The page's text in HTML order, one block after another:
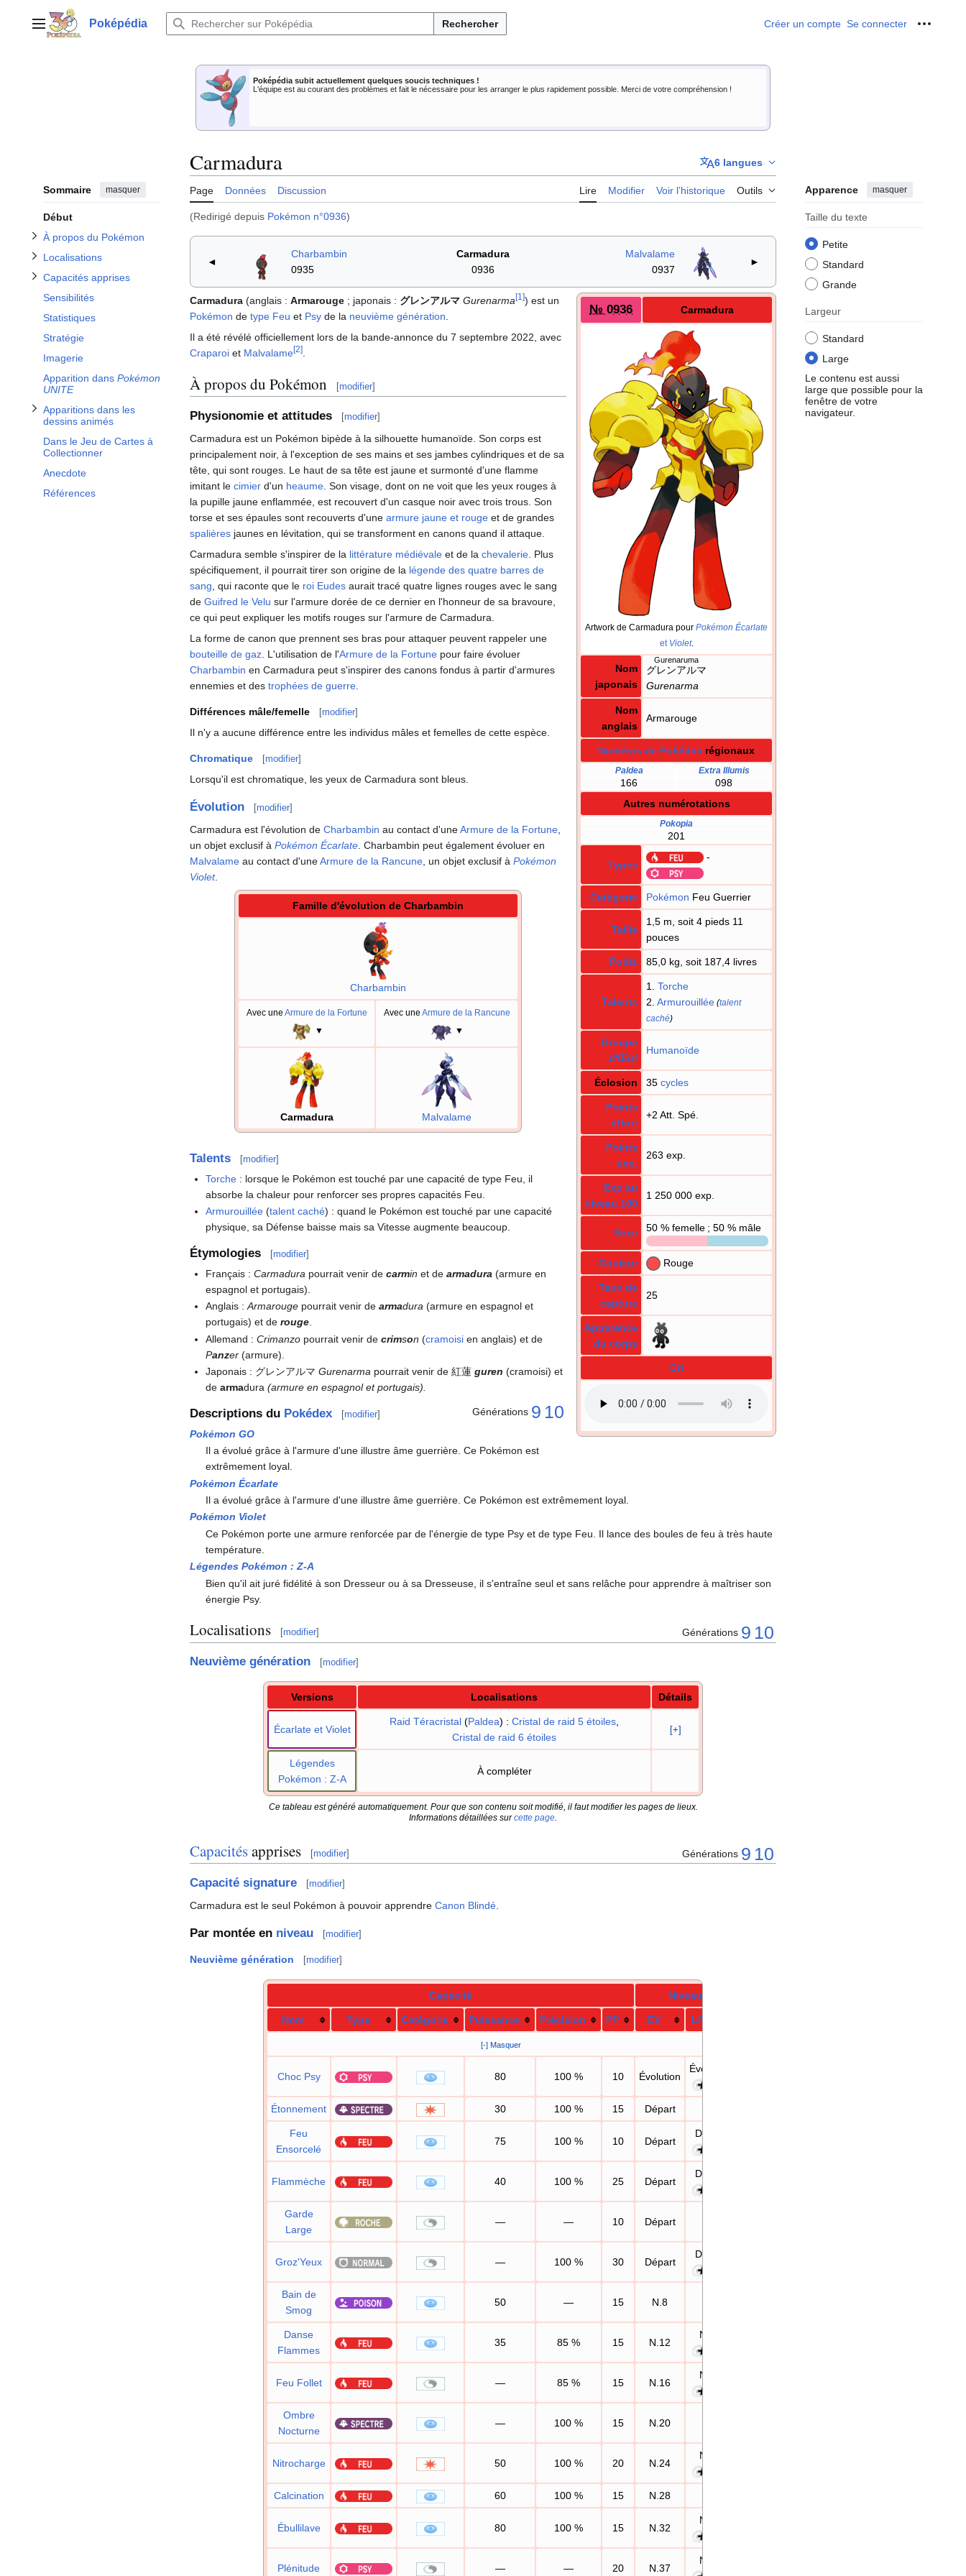
contenuMenu principalPoképédia Rechercher Créer un compte Se connecter Outils
Poképédia subit actuellement quelques soucis techniques !
L'équipe est au courant des problèmes et fait le nécessaire pour les arranger le plus rapidement possible. Merci de votre compréhension !
Sommaire masquer
Début
À propos du Pokémon
Afficher / masquer la sous-section À propos du Pokémon
Localisations
Afficher / masquer la sous-section Localisations
Capacités apprises
Afficher / masquer la sous-section Capacités apprises
Sensibilités
Statistiques
Stratégie
Imagerie
Apparition dans Pokémon
UNITE
Apparitions dans les
dessins animés
Afficher / masquer la sous-section Apparitions dans les dessins animés
Dans le Jeu de Cartes à
Collectionner
Anecdote
Références
Carmadura 6 langues
Page Données Discussion Lire Modifier Voir l’historique Outils Apparence masquer
Taille du texte
Petite
Standard
Grande
Largeur
Standard
Large
Le contenu est aussi
large que possible pour la
fenêtre de votre
navigateur.
(Redirigé depuis Pokémon n°0936)
◄
Charbambin
0935
Carmadura
0936
Malvalame
0937
►
№ 0936 Carmadura
Artwork de Carmadura pour Pokémon Écarlate
et Violet.
Nom
japonais
グレンアルマ
Gurenaruma
Gurenarma
Nom
anglais
Armarouge
Numéros de Pokédex régionaux
Paldea Extra Illumis
166
098
Autres numérotations
Pokopia
201
Types
-
Catégorie Pokémon Feu Guerrier
Taille
1,5 m, soit 4 pieds 11
pouces
Poids 85,0 kg, soit 187,4 livres
Talents
1. Torche
2. Armurouillée (talent
caché)
Groupe
d'Œuf
Humanoïde
Éclosion 35 cycles
Points
effort
+2 Att. Spé.
Points
exp.
263 exp.
Exp au
niveau 100
1 250 000 exp.
Sexe 50 % femelle ; 50 % mâle
Couleur Rouge
Taux de
capture
25
Apparence
du corps
Cri
Carmadura (anglais : Armarouge ; japonais : グレンアルマ Gurenarma [1 ]) est un
Pokémon de type Feu et Psy de la neuvième génération
Il a été révélé officiellement lors de la bande-annonce du 7 septembre 2022, avec
Craparoi et Malvalame[2]
À propos du Pokémon [modifier]
Physionomie et attitudes [modifier]
Carmadura est un Pokémon bipède à la silhouette humanoïde. Son corps est
principalement noir, à l'exception de ses mains et ses jambes cylindriques et de sa
tête, qui sont rouges. Le haut de sa tête est jaune et surmonté d'une flamme
imitant le cimier d'un heaume . Son visage, dont on ne voit que les yeux rouges à
la pupille jaune enflammée, est recouvert d'un casque noir avec trois trous. Son
torse et ses épaules sont recouverts d'une armure jaune et rouge et de grandes
spalières jaunes en lévitation, qui se transforment en canons quand il attaque.
Carmadura semble s'inspirer de la littérature médiévale et de la chevalerie . Plus
spécifiquement, il pourrait tirer son origine de la légende des quatre barres de
sang , qui raconte que le roi Eudes aurait tracé quatre lignes rouges avec le sang
de Guifred le Velu sur l'armure dorée de ce dernier en l'honneur de sa bravoure,
ce qui peut expliquer les motifs rouges sur l'armure de Carmadura.
La forme de canon que prennent ses bras pour attaquer peuvent rappeler une
bouteille de gaz . L'utilisation de l'Armure de la Fortune pour faire évoluer
Charbambin en Carmadura peut s'inspirer des canons fondus à partir d'armures
ennemies et des trophées de guerre
Différences mâle/femelle [modifier]
Il n'y a aucune différence entre les individus mâles et femelles de cette espèce.
Chromatique [modifier]
Lorsqu'il est chromatique, les yeux de Carmadura sont bleus.
Évolution [modifier]
Carmadura est l'évolution de Charbambin au contact d'uneArmure de la Fortune
un objet exclusif à Pokémon Écarlate . Charbambin peut également évoluer en
Malvalame au contact d'uneArmure de la Rancune , un objet exclusif à Pokémon
Violet.
Famille d'évolution de Charbambin
Charbambin
Avec une Armure de la Fortune
▼
Avec une Armure de la Rancune
▼
Carmadura Malvalame
Talents [modifier]
Torche : lorsque le Pokémon est touché par une capacité de type Feu, il
absorbe la chaleur pour renforcer ses propres capacités Feu.
Armurouillée (talent caché) : quand le Pokémon est touché par une capacité
physique, sa Défense baisse mais sa Vitesse augmente beaucoup.
Étymologies [modifier]
Français :Carmadura pourrait venir decarmin et dearmadura (armure en
espagnol et portugais).
Anglais :Armarouge pourrait venir dearmadura (armure en espagnol et
portugais) et derouge.
Allemand :Crimanzo pourrait venir decrimson (cramoisi en anglais) et de
Panzer (armure).
Japonais : グレンアルマGurenarma pourrait venir de 紅蓮guren (cramoisi) et
dearmadura (armure en espagnol et portugais).
Descriptions du Pokédex [modifier] Générations 9 10
Pokémon GO
Il a évolué grâce à l'armure d'une illustre âme guerrière. Ce Pokémon est
extrêmement loyal.
Pokémon Écarlate
Il a évolué grâce à l'armure d'une illustre âme guerrière. Ce Pokémon est extrêmement loyal.
Pokémon Violet
Ce Pokémon porte une armure renforcée par de l'énergie de type Psy et de type Feu. Il lance des boules de feu à très haute
température.
Légendes Pokémon : Z-A
Bien qu'il ait juré fidélité à son Dresseur ou à sa Dresseuse, il s'entraîne seul et sans relâche pour apprendre à maîtriser son
énergie Psy.
Localisations [modifier] Générations 9 10
Neuvième génération [modifier]
Versions Localisations Détails
Écarlate et Violet
Raid Téracristal (Paldea) : Cristal de raid 5 étoiles,
Cristal de raid 6 étoiles
[+]
Légendes
Pokémon : Z-A
À compléter
Ce tableau est généré automatiquement. Pour que son contenu soit modifié, il faut modifier les pages de lieux.
Informations détaillées surcette page
Capacitésapprises [modifier] Générations 9 10
Capacité signature [modifier]
Carmadura est le seul Pokémon à pouvoir apprendre Canon Blindé
Par montée en niveau [modifier]
Neuvième génération [modifier]
Capacité Niveau
Nom Type Catégorie Puissance Précision PP EV LPZA
[-] Masquer
Choc Psy 80 100 % 10 Évolution
Évolution
Étonnement 30 100 % 15 Départ
Feu
Ensorcelé
75 100 % 10 Départ
Départ
Flammèche 40 100 % 25 Départ
Départ
Garde
Large
— — 10 Départ
Groz'Yeux — 100 % 30 Départ
Départ
Bain de
Smog
50 — 15 N.8
Danse
Flammes
35 85 % 15 N.12
N.12
Feu Follet — 85 % 15 N.16
N.16
Ombre
Nocturne
— 100 % 15 N.20
Nitrocharge 50 100 % 20 N.24
N.24
Calcination 60 100 % 15 N.28
Ébullilave 80 100 % 15 N.32
N.32
Plénitude — — 20 N.37
N.37